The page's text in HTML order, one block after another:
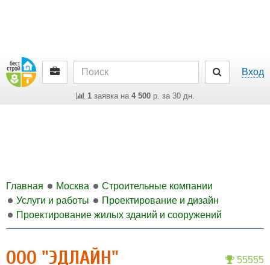
Вход
1заявка на 4 500р. за 30 дн.
Главная Москва
Строительные компании
Услуги и работы
Проектирование и дизайн
Проектирование жилых зданий и сооружений
55555
ООО "ЭДЛАЙН"